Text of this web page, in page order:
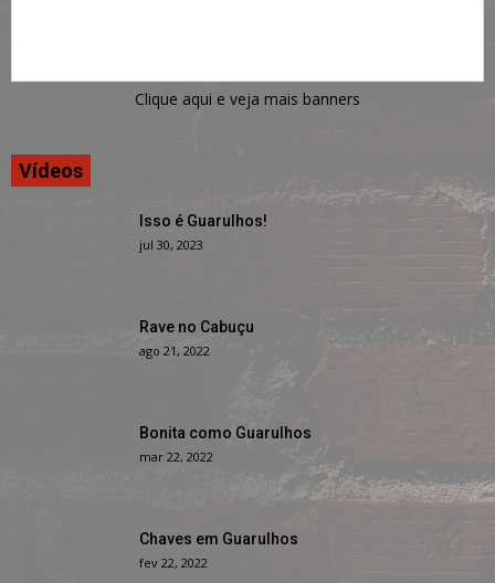
Clique aqui e veja mais banners
Vídeos
Isso é Guarulhos!
jul 30, 2023
Rave no Cabuçu
ago 21, 2022
Bonita como Guarulhos
mar 22, 2022
Chaves em Guarulhos
fev 22, 2022